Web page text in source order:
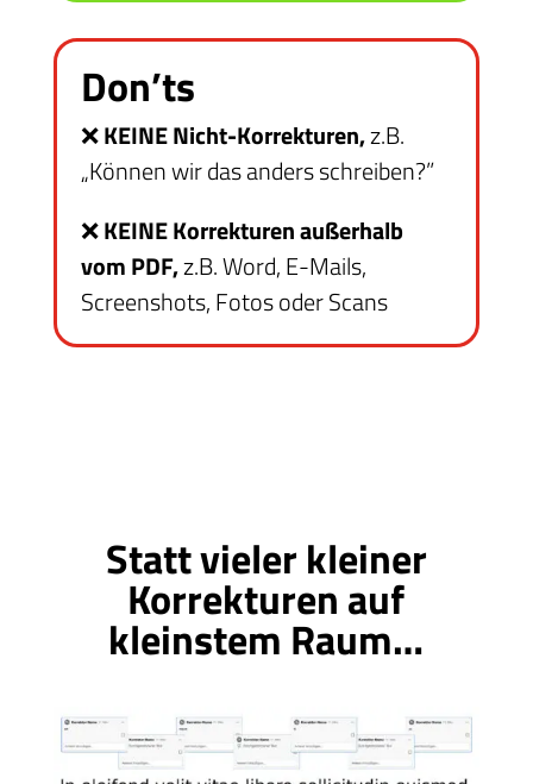
Don’ts
❌KEINE Nicht-Korrekturen,z.B.
„Können wir das anders schreiben?”
❌KEINE Korrekturen außerhalb
vom PDF,z.B. Word, E-Mails,
Screenshots, Fotos oder Scans
Statt vieler kleiner
Korrekturen auf
kleinstem Raum…